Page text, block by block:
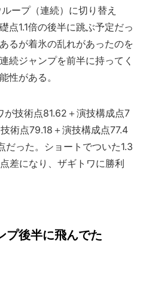
ープ（連続）に切り替え
点1.1倍の後半に跳ぶ予定だっ
るが着氷の乱れがあったのを
続ジャンプを前半に持ってく
性がある。
技術点81.62＋演技構成点7
術点79.18＋演技構成点77.4
った。ショートでついた1.3
差になり、ザギトワに勝利
プ後半に飛んでた